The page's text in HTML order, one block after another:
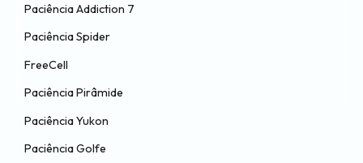
Paciência Addiction 7
Paciência Spider
FreeCell
Paciência Pirâmide
Paciência Yukon
Paciência Golfe